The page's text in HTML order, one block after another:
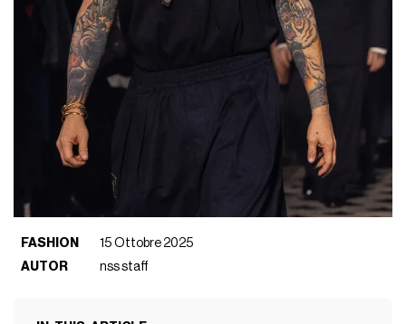
FASHION
15 Ottobre 2025
AUTOR
nss staff